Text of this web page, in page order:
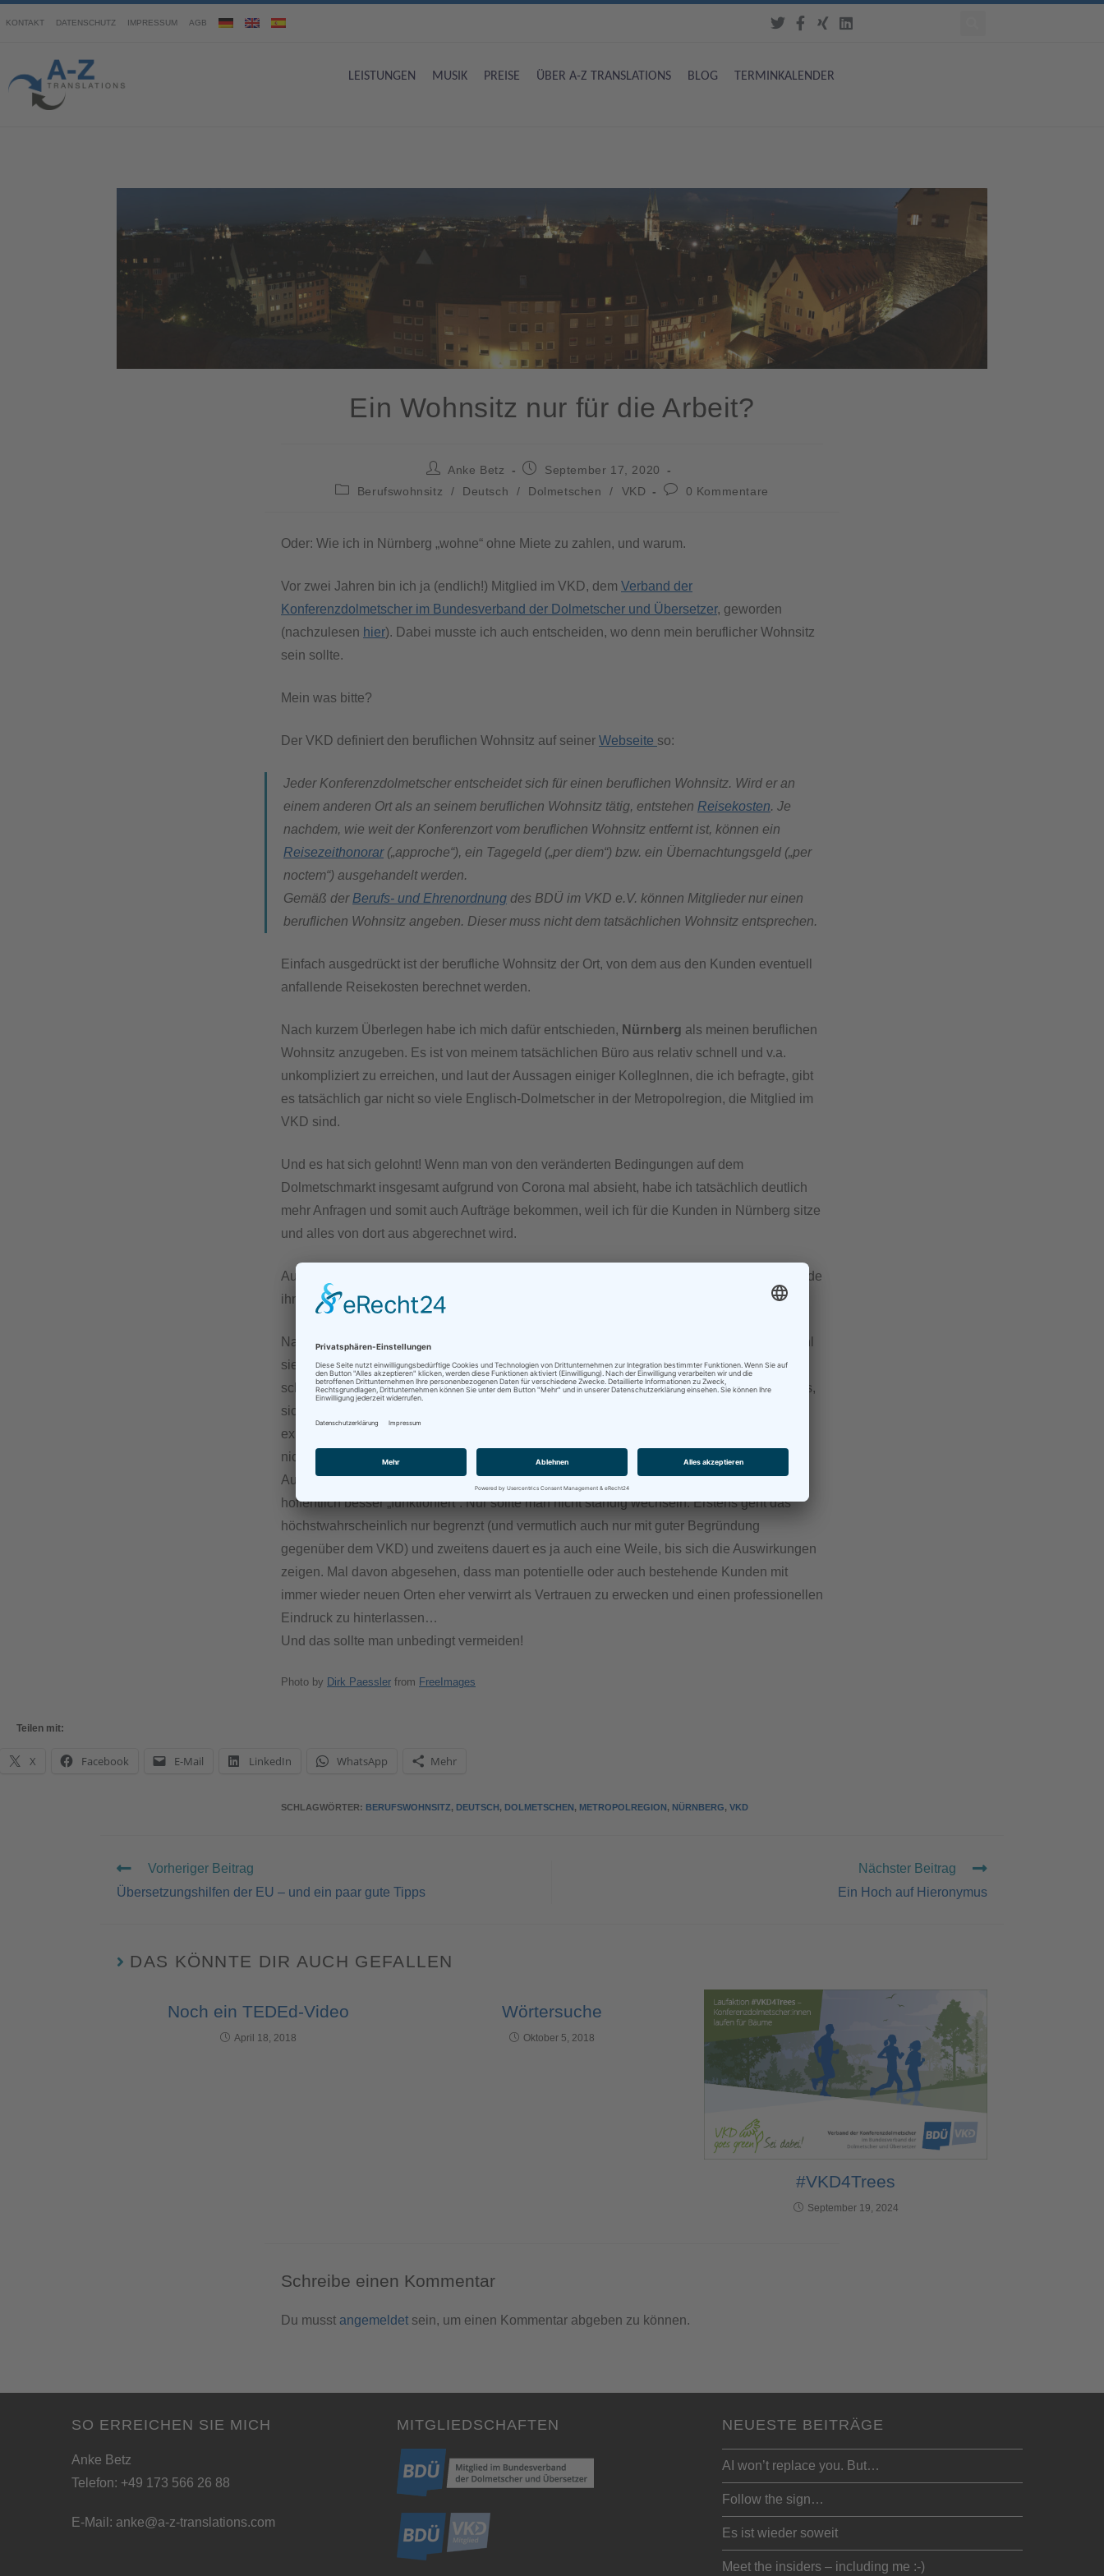
KONTAKT DATENSCHUTZ IMPRESSUM AGB
LEISTUNGEN MUSIK PREISE ÜBER A-Z TRANSLATIONS BLOG TERMINKALENDER
Ein Wohnsitz nur für die Arbeit?
Anke Betz
September 17, 2020
Berufswohnsitz
/ Deutsch / Dolmetschen / VKD 0 Kommentare
Oder: Wie ich in Nürnberg „wohne“ ohne Miete zu zahlen, und warum.
Vor zwei Jahren bin ich ja (endlich!) Mitglied im VKD, dem Verband der
Konferenzdolmetscher im Bundesverband der Dolmetscher und Übersetzer, geworden
(nachzulesen hier). Dabei musste ich auch entscheiden, wo denn mein beruflicher Wohnsitz
sein sollte.
Mein was bitte?
Der VKD definiert den beruflichen Wohnsitz auf seiner Webseite so:
Jeder Konferenzdolmetscher entscheidet sich für einen beruflichen Wohnsitz. Wird er an
einem anderen Ort als an seinem beruflichen Wohnsitz tätig, entstehen Reisekosten. Je
nachdem, wie weit der Konferenzort vom beruflichen Wohnsitz entfernt ist, können ein
Reisezeithonorar („approche“), ein Tagegeld („per diem“) bzw. ein Übernachtungsgeld („per
noctem“) ausgehandelt werden.
Gemäß der Berufs- und Ehrenordnung des BDÜ im VKD e.V. können Mitglieder nur einen
beruflichen Wohnsitz angeben. Dieser muss nicht dem tatsächlichen Wohnsitz entsprechen.
Einfach ausgedrückt ist der berufliche Wohnsitz der Ort, von dem aus den Kunden eventuell
anfallende Reisekosten berechnet werden.
Nach kurzem Überlegen habe ich mich dafür entschieden, Nürnberg als meinen beruflichen
Wohnsitz anzugeben. Es ist von meinem tatsächlichen Büro aus relativ schnell und v.a.
unkompliziert zu erreichen, und laut der Aussagen einiger KollegInnen, die ich befragte, gibt
es tatsächlich gar nicht so viele Englisch-Dolmetscher in der Metropolregion, die Mitglied im
VKD sind.
Und es hat sich gelohnt! Wenn man von den veränderten Bedingungen auf dem
Dolmetschmarkt insgesamt aufgrund von Corona mal absieht, habe ich tatsächlich deutlich
mehr Anfragen und somit auch Aufträge bekommen, weil ich für die Kunden in Nürnberg sitze
und alles von dort aus abgerechnet wird.
Auch wenn dieser Wohnsitz „nur für die Arbeit“ also gelegentlich heiß diskutiert wird, ich finde
ihn grundsätzlich gut.
Natürlich gibt es auch Argumente dagegen (für manche Kunden wird es dann teurer, obwohl
sie eigentlich näher sind etc.), und für manche ist die Entscheidung vermutlich ungleich
schwieriger als sie es für mich war, v.a. je näher man an größeren Städten wohnt. Da hilft es,
sich umzuhören bei den etablierten KollegInnen und vielleicht auch ein wenig zu
experimentieren. Man darf ja nur einen beruflichen Wohnsitz angeben und den dann auch
nicht ständig wechseln, aber wenn einer nach einer gewissen Zeit nicht die gewünschte
Auslastung bringt oder sich nicht rechnet, dann kann man ja einen anderen nehmen, der
hoffentlich besser „funktioniert“. Nur sollte man nicht ständig wechseln. Erstens geht das
höchstwahrscheinlich nur begrenzt (und vermutlich auch nur mit guter Begründung
gegenüber dem VKD) und zweitens dauert es ja auch eine Weile, bis sich die Auswirkungen
zeigen. Mal davon abgesehen, dass man potentielle oder auch bestehende Kunden mit
immer wieder neuen Orten eher verwirrt als Vertrauen zu erwecken und einen professionellen
Eindruck zu hinterlassen…
Und das sollte man unbedingt vermeiden!
Photo by Dirk Paessler from FreeImages
Teilen mit:
X Facebook E-Mail LinkedIn WhatsApp Mehr
SCHLAGWÖRTER: BERUFSWOHNSITZ, DEUTSCH, DOLMETSCHEN, METROPOLREGION, NÜRNBERG, VKD
Vorheriger Beitrag
Übersetzungshilfen der EU – und ein paar gute Tipps
Nächster Beitrag
Ein Hoch auf Hieronymus
DAS KÖNNTE DIR AUCH GEFALLEN
Noch ein TEDEd-Video
April 18, 2018
Wörtersuche
Oktober 5, 2018
#VKD4Trees
September 19, 2024
Schreibe einen Kommentar
Du musst angemeldet sein, um einen Kommentar abgeben zu können.
SO ERREICHEN SIE MICH
Anke Betz
Telefon: +49 173 566 26 88
E-Mail: anke@a-z-translations.com
MITGLIEDSCHAFTEN NEUESTE BEITRÄGE
AI won’t replace you. But…
Follow the sign…
Es ist wieder soweit
Meet the insiders – including me :-)